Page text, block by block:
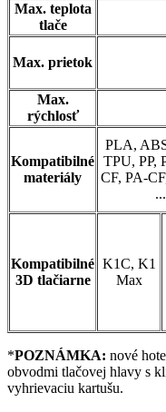
Max. teplota
tlače
Max. prietok
Max.
rýchlosť
Kompatibilné
materiály
PLA,
TPU, PP,
CF, PA-
...
Kompatibilné
3D tlačiarne
K1C, K1
Max
*POZNÁMKA: nové
obvodmi tlačovej hlavy s
vyhrievaciu kartušu.